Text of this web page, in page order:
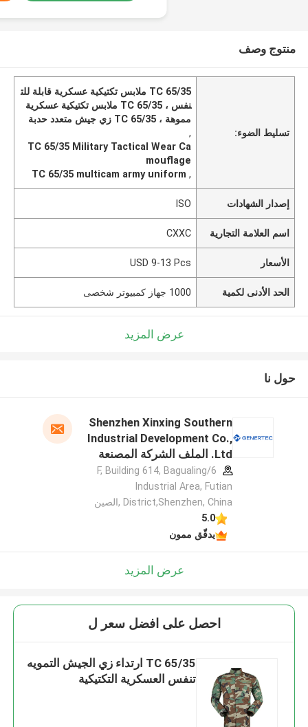
منتوج وصف
تسليط الضوء:
TC 65/35 ملابس تكتيكية عسكرية قابلة للت
نفس ، TC 65/35 ملابس تكتيكية عسكرية
مموهة ، TC 65/35 زي جيش متعدد حدبة
,
TC 65/35 Military Tactical Wear Ca
mouflage
,
TC 65/35 multicam army uniform
إصدار الشهادات ISO
اسم العلامة التجارية CXXC
الأسعار USD 9-13 Pcs
الحد الأدنى لكمية 1000 جهاز كمبيوتر شخصى
عرض المزيد
حول نا
Shenzhen Xinxing Southern
Industrial Development Co.,
Ltd. الملف الشركة المصنعة
6/F, Building 614, Bagualing
Industrial Area, Futian
District,Shenzhen, China ,الصين
5.0
يدقّق ممون
عرض المزيد
احصل على افضل سعر ل
TC 65/35 ارتداء زي الجيش التمويه
تنفس العسكرية التكتيكية